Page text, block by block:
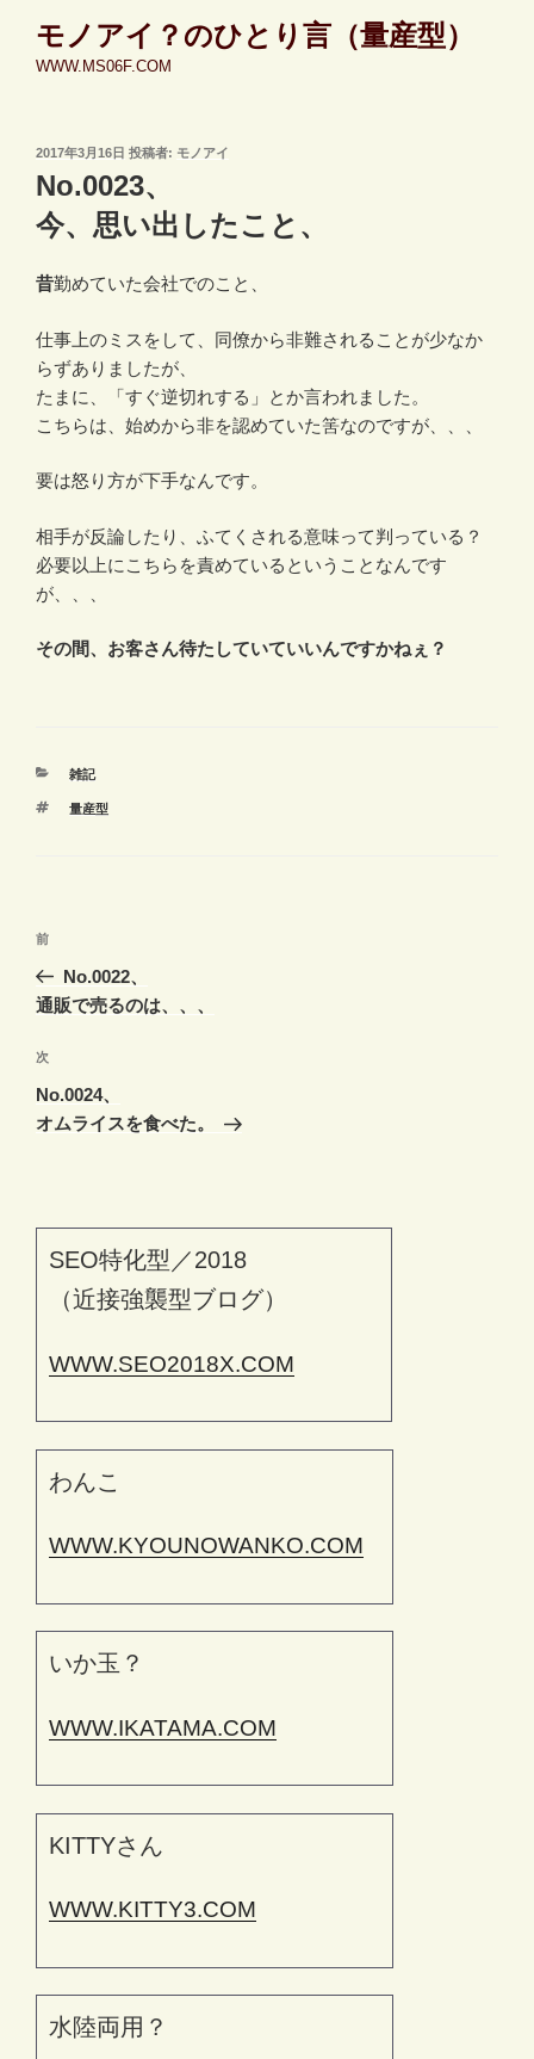
モノアイ？のひとり言（量産型）
WWW.MS06F.COM
投
稿
日:
2017年3月16日 投稿者: モノアイ
No.0023、
今、思い出したこと、
昔勤めていた会社でのこと、
仕事上のミスをして、同僚から非難されることが少なか
らずありましたが、
たまに、「すぐ逆切れする」とか言われました。
こちらは、始めから非を認めていた筈なのですが、、、
要は怒り方が下手なんです。
相手が反論したり、ふてくされる意味って判っている？
必要以上にこちらを責めているということなんです
が、、、
その間、お客さん待たしていていいんですかねぇ？
カ
ゴ
雑記
タ
量産型
投
ナ
ゲ
ー
シ
前
の
投
前
No.0022、
通販で売るのは、、、
次
の
投
次
No.0024、
オムライスを食べた。
SEO特化型／2018
（近接強襲型ブログ）
WWW.SEO2018X.COM
わんこ
WWW.KYOUNOWANKO.COM
いか玉？
WWW.IKATAMA.COM
KITTYさん
WWW.KITTY3.COM
水陸両用？